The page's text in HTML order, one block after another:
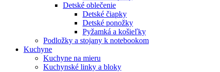
Detské oblečenie
Detské čiapky
Detské ponožky
Pyžamká a košieľky
Podložky a stojany k notebookom
Kuchyne
Kuchyne na mieru
Kuchynské linky a bloky